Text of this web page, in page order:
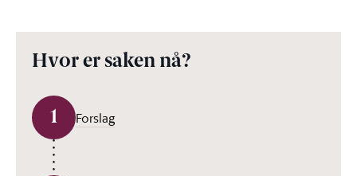
Hvor er saken nå?
1 Forslag